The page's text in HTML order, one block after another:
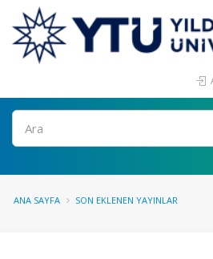
Ara
ANA SAYFA SON EKLENEN YAYINLAR